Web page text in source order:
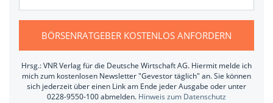
BÖRSENRATGEBER KOSTENLOS ANFORDERN
Hrsg.: VNR Verlag für die Deutsche Wirtschaft AG. Hiermit melde ich
mich zum kostenlosen Newsletter "Gevestor täglich" an. Sie können
sich jederzeit über einen Link am Ende jeder Ausgabe oder unter
0228-9550-100 abmelden. Hinweis zum Datenschutz